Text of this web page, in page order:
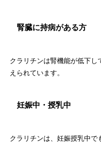
腎臓に持病がある方
クラリチンは腎機能が低下
えられています。
妊娠中・授乳中
クラリチンは、妊娠授乳中で